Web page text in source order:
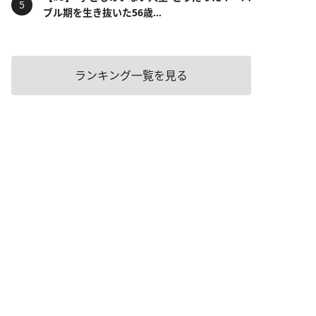
ブル期を生き抜いた56歳...
ランキング一覧を見る